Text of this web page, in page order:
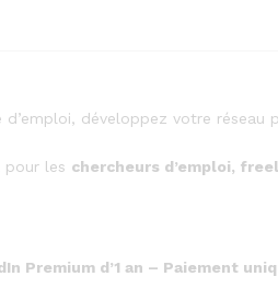
d’emploi, développez votre
pour les chercheurs d’emploi,
Premium d’1 an – Paiement